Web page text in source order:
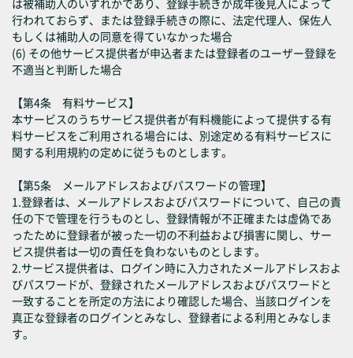
は被補助人のいずれかであり、登録手続きが成年後見人によって
行われておらず、または登録手続きの際に、法定代理人、保佐人
もしくは補助人の同意を得ていなかった場合
(6) その他サービス提供者が申込者または登録者のユーザー登録を
不適当と判断した場合
【第4条 有料サービス】
本サービスのうちサービス提供者が有料機能によって提供する有
料サービスをご利用される場合には、別途定める有料サービスに
関する利用規約の定めに従うものとします。
【第5条 メールアドレスおよびパスワードの管理】
1.登録者は、メールアドレスおよびパスワードについて、自己の責
任の下で管理を行うものとし、登録情報が不正確または虚偽であ
ったために登録者が被った一切の不利益および損害に関し、サー
ビス提供者は一切の責任を負わないものとします。
2.サービス提供者は、ログイン時に入力されたメールアドレスおよ
びパスワードが、登録されたメールアドレスおよびパスワードと
一致することを所定の方法により確認した場合、当該ログインを
真正な登録者のログインとみなし、登録者による利用とみなしま
す。